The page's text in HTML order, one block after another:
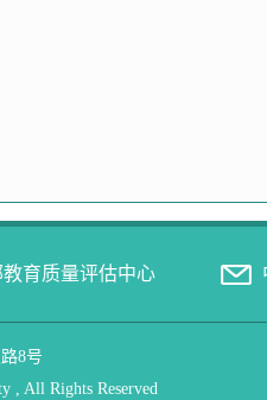
育质量评估中心
8号
, All Rights Reserved